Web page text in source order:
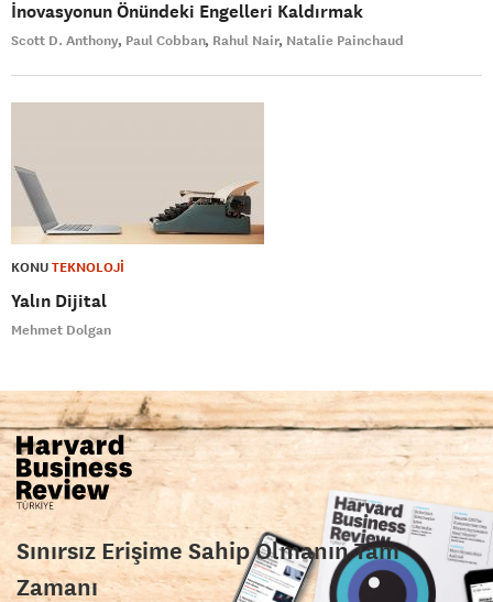
İnovasyonun Önündeki Engelleri Kaldırmak
Scott D. Anthony Paul Cobban Rahul Nair Natalie Painchaud
KONUTEKNOLOJİ
Yalın Dijital
Mehmet Dolgan
Sınırsız Erişime Sahip Olmanın Tam
Zamanı